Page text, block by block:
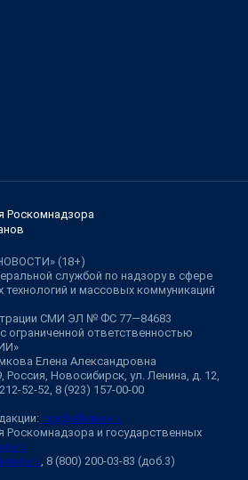
Роскомнадзора
(18+)
службой по надзору в сфере
и массовых коммуникаций
СМИ ЭЛ № ФС 77—84683
ограниченной ответственностью
Елена Александровна
Россия, Новосибирск, ул. Ленина, д. 12,
52-52, 8 (923) 157-00-00
ngs@shkulev.ru
Роскомнадзора и государственных
, 8 (800) 200-03-83 (доб.3)